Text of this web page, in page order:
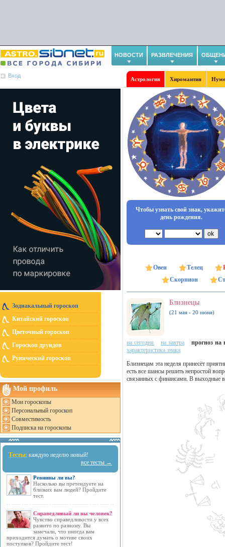
НОВОСТИ РАЗВЛЕЧЕНИЯ
Вход
Астрология Хиромантия
Зодиакальный гороскоп
Китайский гороскоп
Цветочный гороскоп
Гороскоп друидов
Рунический гороскоп
Мой профиль
Мои гороскопы
Персональный гороскоп
Совместимость
Подписка на гороскопы
Тесты: каждую неделю новый!
все тесты →
Ревнивы ли вы?
Насколько вы претендуете на
близких вам людей? Пройдите
тест.
Справедливый ли вы человек?
Чувство справедливости у всех
развито по разному. Вы
замечали, что иногда вам
приходится думать о мотиве своих
поступков? Пройдите тест!
Чтобы узнать свой знак,
день рождения.
Овен Телец
Скорпион
Близнецы
(21 мая - 20 июня)
на сегодня на завтра
прогноз на
характеристика знака
Близнецам эта неделя принесёт
есть все шансы решить непростой
связанных с финансами. В выходные